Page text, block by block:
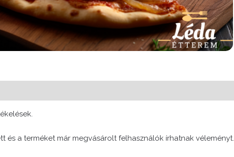
és a terméket már megvásárolt felhasználók írhatnak véleményt.